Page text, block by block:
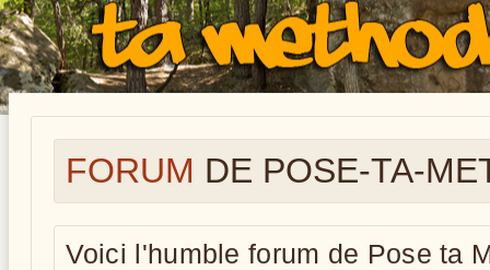
FORUM DE POSE-TA-
Voici l'humble forum de Pose ta